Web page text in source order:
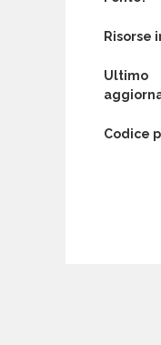
Risorse
Ultimo
Codice